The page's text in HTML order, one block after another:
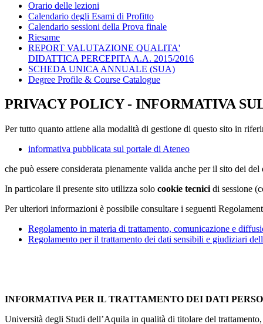
Orario delle lezioni
Calendario degli Esami di Profitto
Calendario sessioni della Prova finale
Riesame
REPORT VALUTAZIONE QUALITA'
DIDATTICA PERCEPITA A.A. 2015/2016
SCHEDA UNICA ANNUALE (SUA)
Degree Profile & Course Catalogue
PRIVACY POLICY - INFORMATIVA
Per tutto quanto attiene alla modalità di gestione di questo sito in
informativa pubblicata sul portale di Ateneo
che può essere considerata pienamente valida anche per il sito dei
In particolare il presente sito utilizza solo cookie tecnici di sessione
Per ulteriori informazioni è possibile consultare i seguenti
Regolamento in materia di trattamento, comunicazione e
Regolamento per il trattamento dei dati sensibili e giudiziari
INFORMATIVA PER IL TRATTAMENTO DEI DATI
Università degli Studi dell’Aquila in qualità di titolare del